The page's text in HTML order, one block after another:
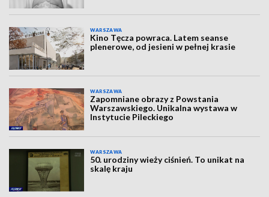
WARSZAWA
Kino Tęcza powraca. Latem seanse
plenerowe, od jesieni w pełnej krasie
WARSZAWA
Zapomniane obrazy z Powstania
Warszawskiego. Unikalna wystawa w
Instytucie Pileckiego
WARSZAWA
50. urodziny wieży ciśnień. To unikat na
skalę kraju